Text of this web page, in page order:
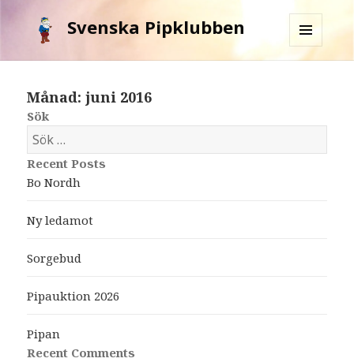
Svenska Pipklubben
MENY
Månad: juni 2016
Sök
S
ö
k
e
t
r
Recent Posts
Bo Nordh
Ny ledamot
Sorgebud
Pipauktion 2026
Pipan
Recent Comments